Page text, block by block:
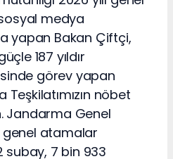
medya
yapan Bakan Çiftçi,
187 yıldır
görev yapan
nöbet
Jandarma Genel
genel atamalar
subay, 7 bin 933